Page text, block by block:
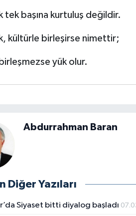
tek başına kurtuluş değildir.
kültürle birleşirse nimettir;
yük olur.
Abdurrahman Baran
Diğer Yazıları
Siyaset bitti diyalog başladı